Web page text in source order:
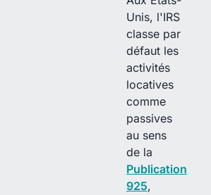
Unis, l'IRS
classe par
défaut les
activités
locatives
comme
passives
au sens
de la
Publication
925,